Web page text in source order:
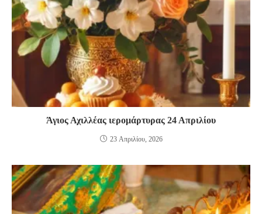
Άγιος Αχιλλέας ιερομάρτυρας 24 Απριλίου
23 Απριλίου, 2026